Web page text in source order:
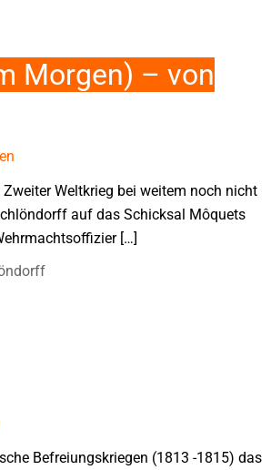
Morgen) – von
Zweiter Weltkrieg bei weitem noch nicht
auf das Schicksal Môquets
[…]
Befreiungskriegen (1813 -1815) das